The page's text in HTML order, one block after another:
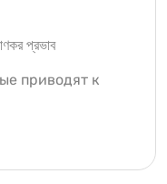
প্রভাব
приводят к